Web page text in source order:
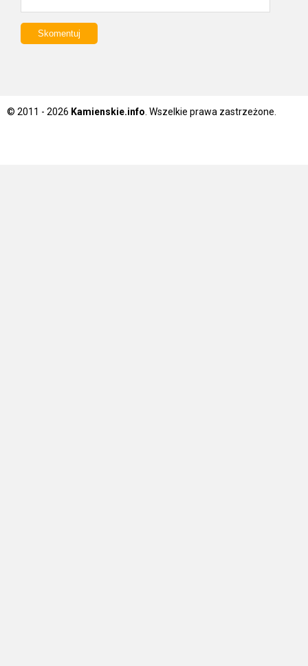
© 2011 - 2026 Kamienskie.info . Wszelkie prawa zastrzeżone.